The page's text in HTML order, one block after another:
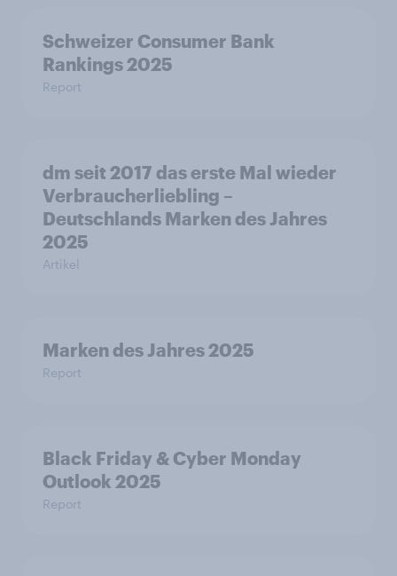
Schweizer Consumer Bank
Rankings 2025
Report
dm seit 2017 das erste Mal wieder
Verbraucherliebling –
Deutschlands Marken des Jahres
2025
Artikel
Marken des Jahres 2025
Report
Black Friday & Cyber Monday
Outlook 2025
Report